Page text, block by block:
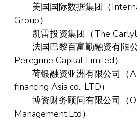
美国国际数据集团（
Group）
凯雷投资集团（The
法国巴黎百富勤融资有限公
Peregrine Capital Limited）
荷银融资亚洲有限公司（
financing Asia co., LTD）
博资财务顾问有限公司（
Management Ltd）